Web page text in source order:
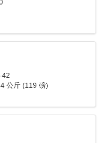
42
公斤 (119 磅)